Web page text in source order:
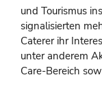
und Tourismus
signalisierten
Caterer ihr
unter anderem
Care-Bereich